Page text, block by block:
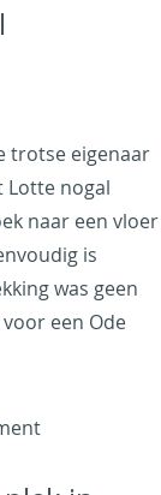
Hans
trotse eigenaar
Lotte nogal
naar een vloer
is
was geen
een Ode
on